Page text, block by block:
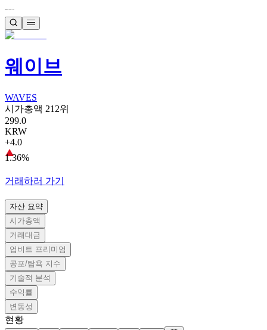
웨이브
WAVES
시가총액 212위
299.0
KRW
+4.0
1.36%
거래하러 가기
자산 요약
시가총액
거래대금
업비트 프리미엄
공포/탐욕 지수
기술적 분석
수익률
변동성
현황